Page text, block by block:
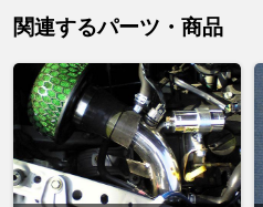
関連するパーツ・商品